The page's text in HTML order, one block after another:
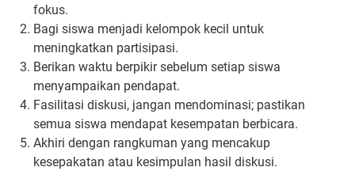
fokus.
Bagi siswa menjadi kelompok kecil untuk
meningkatkan partisipasi.
Berikan waktu berpikir sebelum setiap siswa
menyampaikan pendapat.
Fasilitasi diskusi, jangan mendominasi; pastikan
semua siswa mendapat kesempatan berbicara.
Akhiri dengan rangkuman yang mencakup
kesepakatan atau kesimpulan hasil diskusi.